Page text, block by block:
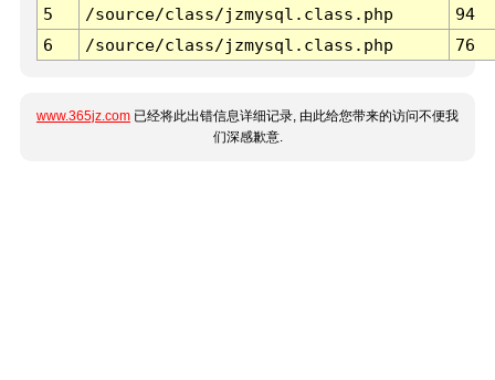
5
/source/class/jzmysql.class.php
94
6
/source/class/jzmysql.class.php 76
www.365jz.com 已经将此出错信息详细记录, 由此给您带来的访问不便我
们深感歉意.